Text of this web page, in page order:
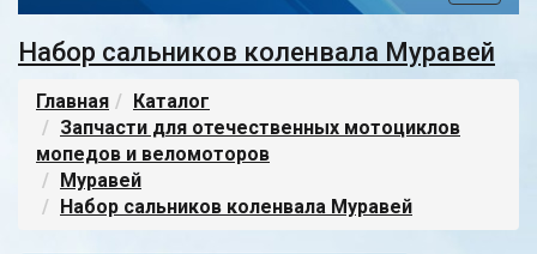
Набор сальников коленвала Муравей
Главная
Каталог
Запчасти для отечественных мотоциклов
мопедов и веломоторов
Муравей
Набор сальников коленвала Муравей